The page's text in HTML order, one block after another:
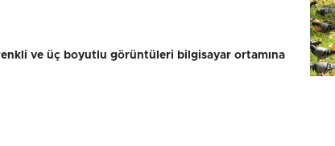
ve üç boyutlu görüntüleri bilgisayar ortamına